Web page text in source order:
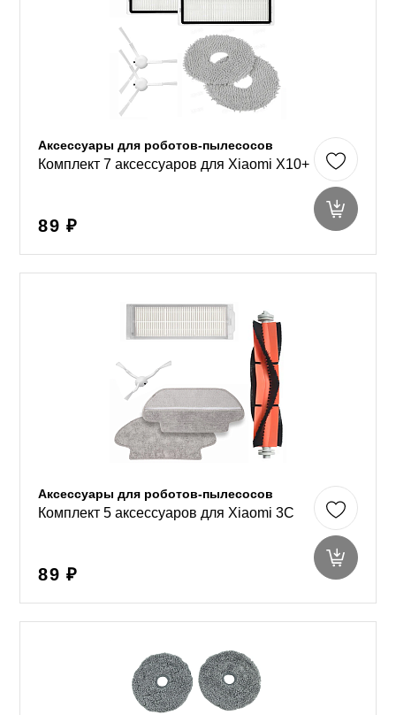
Аксессуары для роботов-пылесосов
Комплект 7 аксессуаров для Xiaomi X10+
89 ₽
Аксессуары для роботов-пылесосов
Комплект 5 аксессуаров для Xiaomi 3C
89 ₽